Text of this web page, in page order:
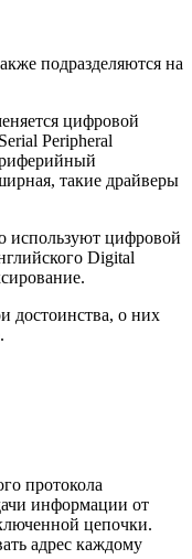
подразделяются на
цифровой
Peripheral
такие драйверы
используют цифровой
Digital
достоинства, о них
протокола
информации от
цепочки.
адрес каждому